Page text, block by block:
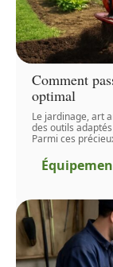
Comment
optimal
Le jardinage, art
des outils
Parmi ces